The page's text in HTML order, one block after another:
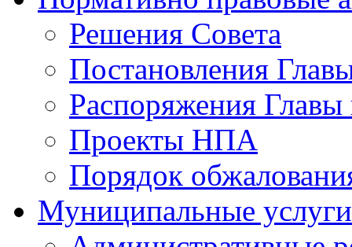
Решения Совета
Постановления
Распоряжения Главы
Проекты НПА
Порядок
Муниципальные услуги